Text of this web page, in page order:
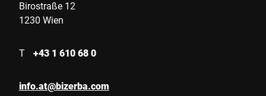
Birostraße 12
1230 Wien
T +43 1 610 68 0
info.at@bizerba.com